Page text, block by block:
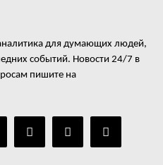
для думающих людей,
событий. Новости 24/7 в
пишите на